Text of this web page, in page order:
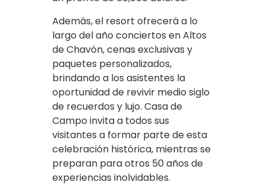
Además, el resort ofrecerá a lo
largo del año conciertos en Altos
de Chavón, cenas exclusivas y
paquetes personalizados,
brindando a los asistentes la
oportunidad de revivir medio siglo
de recuerdos y lujo. Casa de
Campo invita a todos sus
visitantes a formar parte de esta
celebración histórica, mientras se
preparan para otros 50 años de
experiencias inolvidables.